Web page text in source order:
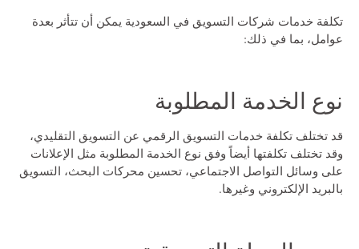
تكلفة خدمات شركات التسويق في السعودية يمكن أن تتأثر بعدة
عوامل، بما في ذلك:
نوع الخدمة المطلوبة
قد تختلف تكلفة خدمات التسويق الرقمي عن التسويق التقليدي،
وقد تختلف تكلفتها أيضاً وفق نوع الخدمة المطلوبة مثل الإعلانات
على وسائل التواصل الاجتماعي، تحسين محركات البحث، التسويق
بالبريد الإلكتروني وغيرها.